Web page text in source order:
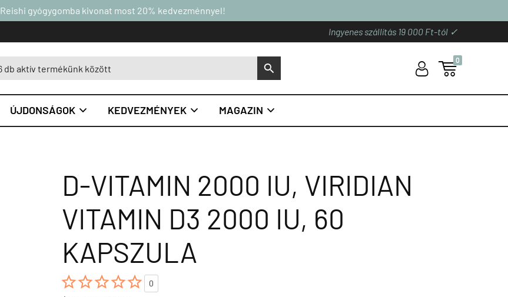
Reishi gyógygomba kivonat most 20% kedvezménnyel!
Ingyenes szállítás 19 000 Ft-tól ✓
S U 
0
ÚJDONSÁGOK  KEDVEZMÉNYEK  MAGAZIN 
D-VITAMIN 2000 IU, VIRIDIAN
VITAMIN D3 2000 IU, 60
KAPSZULA

0